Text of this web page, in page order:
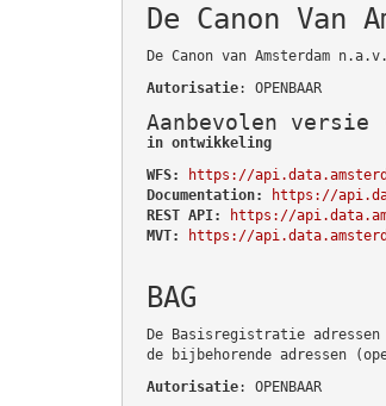
De Canon Van
De Canon van Amsterdam
Autorisatie: OPENBAAR
Aanbevolen versie
in ontwikkeling
WFS:
https://
Documentation:
https://
REST API:
https://
MVT:
https://
BAG
De Basisregistratie adressen
de bijbehorende adressen
Autorisatie: OPENBAAR